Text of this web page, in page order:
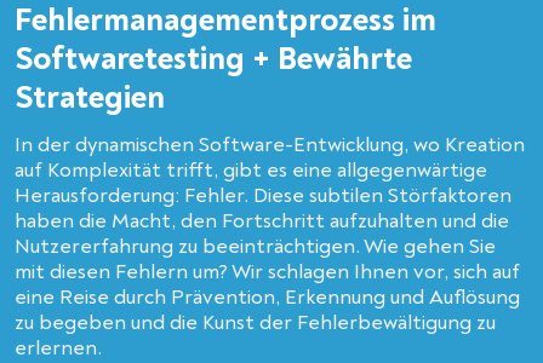
Fehlermanagementprozess im
Softwaretesting + Bewährte
Strategien
In der dynamischen Software-Entwicklung, wo Kreation
auf Komplexität trifft, gibt es eine allgegenwärtige
Herausforderung: Fehler. Diese subtilen Störfaktoren
haben die Macht, den Fortschritt aufzuhalten und die
Nutzererfahrung zu beeinträchtigen. Wie gehen Sie
mit diesen Fehlern um? Wir schlagen Ihnen vor, sich auf
eine Reise durch Prävention, Erkennung und Auflösung
zu begeben und die Kunst der Fehlerbewältigung zu
erlernen.